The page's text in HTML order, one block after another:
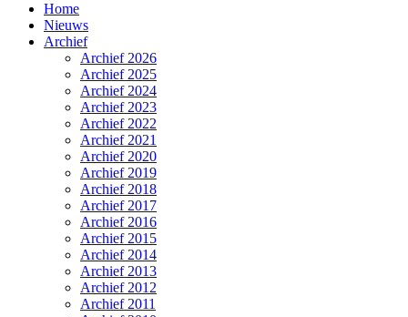
Home
Nieuws
Archief
Archief 2026
Archief 2025
Archief 2024
Archief 2023
Archief 2022
Archief 2021
Archief 2020
Archief 2019
Archief 2018
Archief 2017
Archief 2016
Archief 2015
Archief 2014
Archief 2013
Archief 2012
Archief 2011